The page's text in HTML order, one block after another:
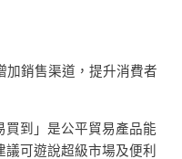
加銷售渠道，提升消費者
買到」是公平貿易產品能
可遊說超級市場及便利